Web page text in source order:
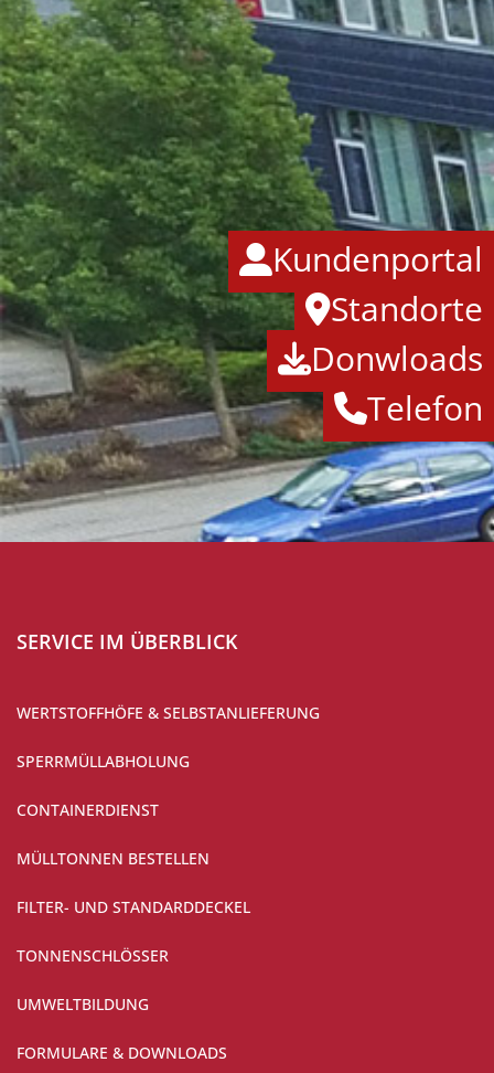
Kundenportal
Standorte
Donwloads
Telefon
SERVICE IM ÜBERBLICK
WERTSTOFFHÖFE & SELBSTANLIEFERUNG
SPERRMÜLLABHOLUNG
CONTAINERDIENST
MÜLLTONNEN BESTELLEN
FILTER- UND STANDARDDECKEL
TONNENSCHLÖSSER
UMWELTBILDUNG
FORMULARE & DOWNLOADS